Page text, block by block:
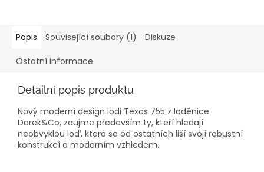
Popis Související soubory (1) Diskuze
Ostatní informace
Detailní popis produktu
Nový moderní design lodi Texas 755 z loděnice
Darek&Co, zaujme především ty, kteří hledají
neobvyklou loď, která se od ostatních liší svojí robustní
konstrukcí a moderním vzhledem.